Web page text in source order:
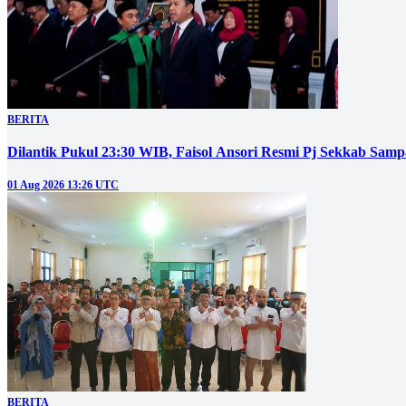
BERITA
Dilantik Pukul 23:30 WIB, Faisol Ansori Resmi Pj Sekkab
01 Aug 2026 13:26 UTC
BERITA